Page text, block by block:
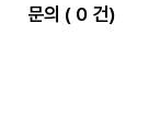
문의 ( 0 건)